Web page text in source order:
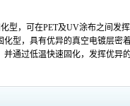
型，可在PET及UV涂布之间发
型，具有优异的真空电镀层密
通过低温快速固化，发挥优异